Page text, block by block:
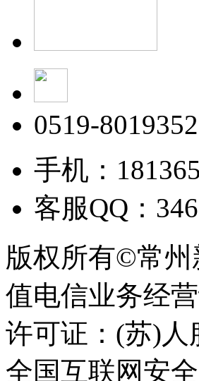
0519-
手机：
客服QQ：
版权所有©常
值电信业务经
许可证：(苏)人
全国互联网安